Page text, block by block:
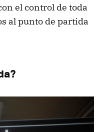
el control de toda
al punto de partida